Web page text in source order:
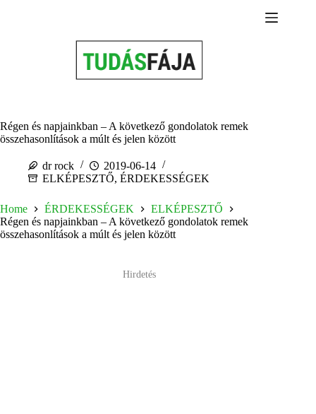
Régen és napjainkban – A következő gondolatok remek
összehasonlítások a múlt és jelen között
dr rock
2019-06-14
ELKÉPESZTŐ, ÉRDEKESSÉGEK
Home ÉRDEKESSÉGEK
ELKÉPESZTŐ
Régen és napjainkban – A következő gondolatok remek
összehasonlítások a múlt és jelen között
Hirdetés